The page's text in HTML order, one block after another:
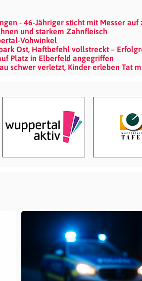
- 46-Jähriger sticht mit Messer auf
und starkem Zahnfleisch
Vohwinkel
Ost, Haftbefehl vollstreckt –
Platz in Elberfeld angegriffen
schwer verletzt, Kinder erleben Tat